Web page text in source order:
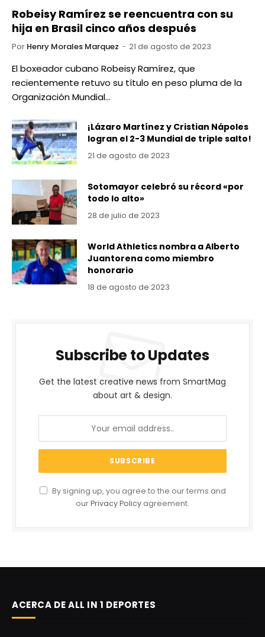
Robeisy Ramírez se reencuentra con su
hija en Brasil cinco años después
Por Henry Morales Marquez 21 de agosto de 2023
El boxeador cubano Robeisy Ramírez, que
recientemente retuvo su título en peso pluma de la
Organización Mundial…
¡Lázaro Martínez y Cristian Nápoles
logran el 2-3 Mundial de triple salto!
21 de agosto de 2023
Sotomayor celebró su récord «por
todo lo alto»
28 de julio de 2023
World Athletics nombra a Alberto
Juantorena como miembro
honorario
18 de agosto de 2023
Subscribe to Updates
Get the latest creative news from SmartMag
about art & design.
By signing up, you agree to the our terms and
ourPrivacy Policy agreement.
ACERCA DE ALL IN 1 DEPORTES